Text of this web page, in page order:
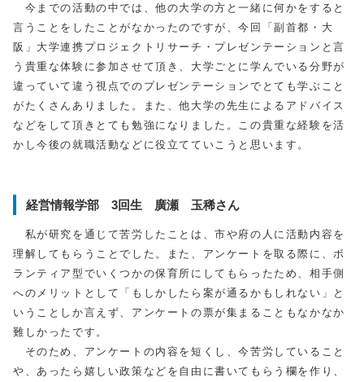
今までの活動の中では、他の大学の方と一緒に何かをすると
言うことをしたことがなかったのですが、今回「副首都・大
阪」大学連携プロジェクトリサーチ・プレゼンテーションと言
う貴重な体験に参加させて頂き、大学ごとに学んでいる分野が
違っていて違う視点でのプレゼンテーションでとても学ぶこと
がたくさんありました。また、他大学の先生によるアドバイス
などをして頂きとても勉強になりました。この貴重な経験を活
かし今後の就職活動などに役立てていこうと思います。
経営情報学部 3回生 廣瀬 玉稀さん
私が研究を通じて苦労したことは、市や府の人に活動内容を
理解してもらうことでした。また、アンケートを取る際に、ボ
ランティア型でいくつかの保育所にしてもらったため、相手側
へのメリットとして「もしかしたら案が通るかもしれない」と
いうことしか言えず、アンケートの票が集まることもなかなか
難しかったです。
そのため、アンケートの内容を短くし、今苦労していること
や、あったら嬉しい政策などを自由に書いてもらう欄を作り、